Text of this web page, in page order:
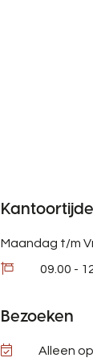
Maandag t/m
09.00 -
Bezoeken
Alleen